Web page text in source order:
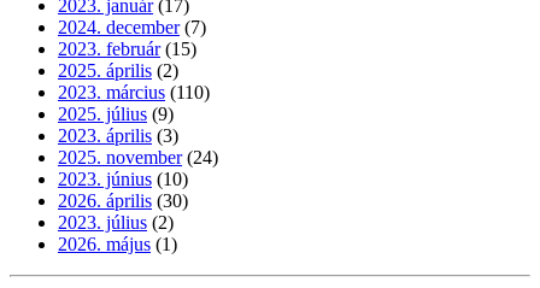
2023. január (17)
2024. december (7)
2023. február (15)
2025. április (2)
2023. március (110)
2025. július (9)
2023. április (3)
2025. november (24)
2023. június (10)
2026. április (30)
2023. július (2)
2026. május (1)